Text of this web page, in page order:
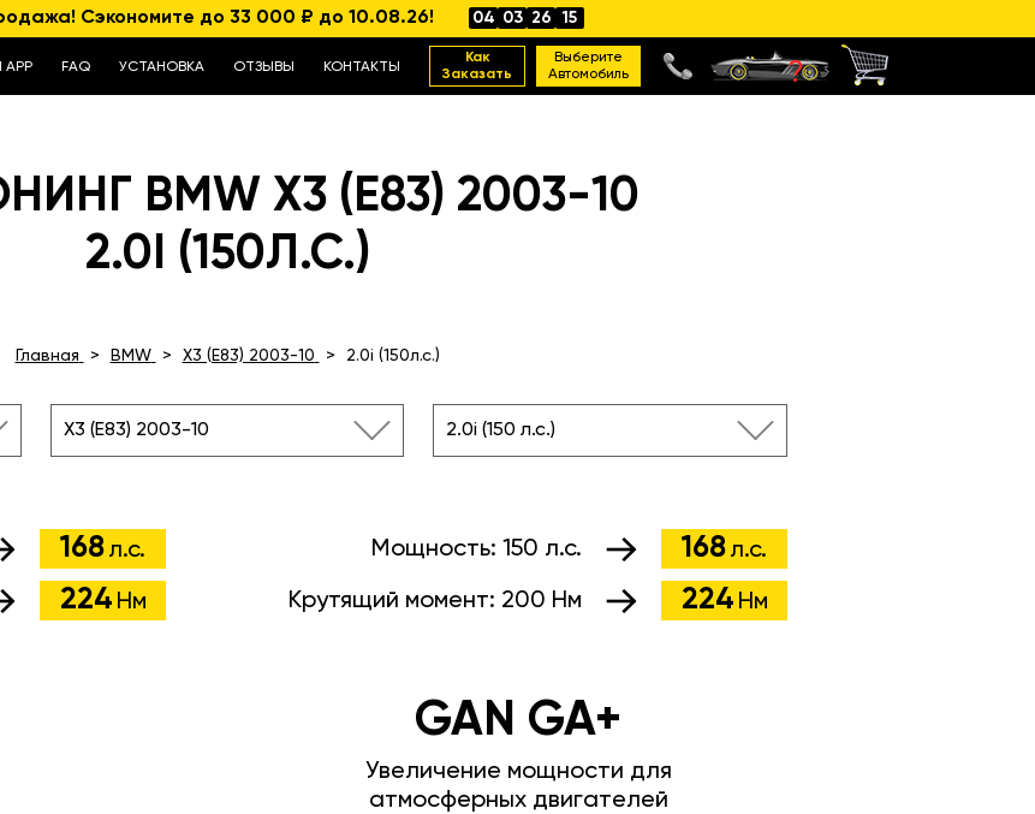
Сэкономите до 33 000 ₽ до 10.08.26! 04 03 26 14
APP FAQ УСТАНОВКА ОТЗЫВЫ КОНТАКТЫ
Как
Заказать
Выберите
Автомобиль
BMW X3 (E83) 2003-10
2.0I (150Л.С.)
Главная BMW X3 (E83) 2003-10 2.0i (150л.с.)
X3 (E83) 2003-10 2.0i (150 л.с.)
Мощность: 150 л.с. 168 л.с.
Крутящий момент: 200 Нм 224 Нм
168 л.с.
224 Нм
GAN GA+
Увеличение мощности для
атмосферных двигателей